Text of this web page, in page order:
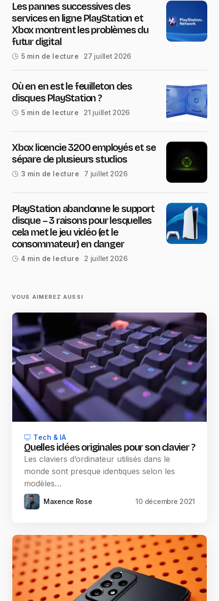
Les pannes successives des
services en ligne PlayStation et
Xbox montrent les problèmes du
futur digital
5 min de lecture 27 juillet 2026
Où en en est le feuilleton des
disques PlayStation ?
5 min de lecture 21 juillet 2026
Xbox licencie 3200 employés et se
sépare de plusieurs studios
3 min de lecture 7 juillet 2026
PlayStation abandonne le support
disque – 3 raisons pour lesquelles
cela met le jeu vidéo (et le
consommateur) en danger
4 min de lecture 2 juillet 2026
VOUS AIMEREZ AUSSI
Tech & IA
Quelles idées originales pour son clavier ?
Les claviers d’ordinateur utilisés dans le
monde sont presque identiques selon les
modèles…
Maxence Rose 10 décembre 2021